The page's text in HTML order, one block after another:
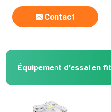
Contact
Équipement d'essai en